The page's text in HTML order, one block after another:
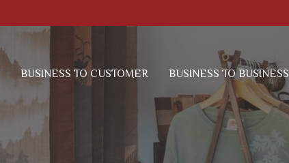
BUSINESS TO CUSTOMER BUSINESS TO BUSINESS